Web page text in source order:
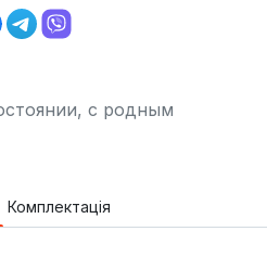
с родным
Комплектація